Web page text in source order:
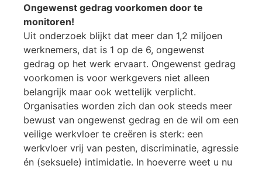
Ongewenst gedrag voorkomen door te
monitoren!
Uit onderzoek blijkt dat meer dan 1,2 miljoen
werknemers, dat is 1 op de 6, ongewenst
gedrag op het werk ervaart. Ongewenst gedrag
voorkomen is voor werkgevers niet alleen
belangrijk maar ook wettelijk verplicht.
Organisaties worden zich dan ook steeds meer
bewust van ongewenst gedrag en de wil om een
veilige werkvloer te creëren is sterk: een
werkvloer vrij van pesten, discriminatie, agressie
én (seksuele) intimidatie. In hoeverre weet u nu